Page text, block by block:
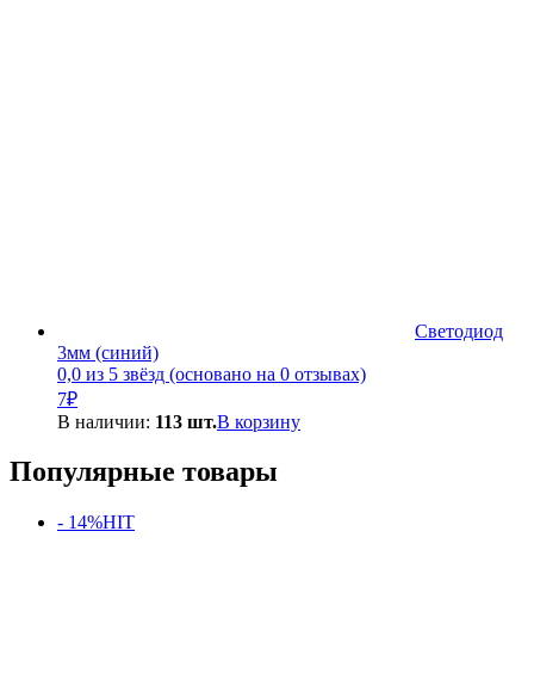
Светодиод
3мм (синий)
0,0 из 5 звёзд (основано на 0 отзывах)
7₽
В наличии: 113 шт.В корзину
Популярные товары
- 14%HIT